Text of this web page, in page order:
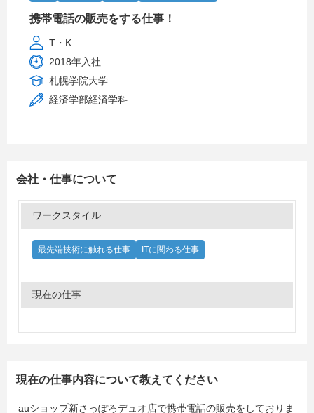
携帯電話の販売をする仕事！
T・K
2018年入社
札幌学院大学
経済学部経済学科
会社・仕事について
ワークスタイル
最先端技術に触れる仕事 ITに関わる仕事
現在の仕事
現在の仕事内容について教えてください
auショップ新さっぽろデュオ店で携帯電話の販売をしておりま